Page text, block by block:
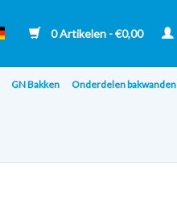
0 Artikelen - €0,00
GN Bakken Onderdelen bakwanden